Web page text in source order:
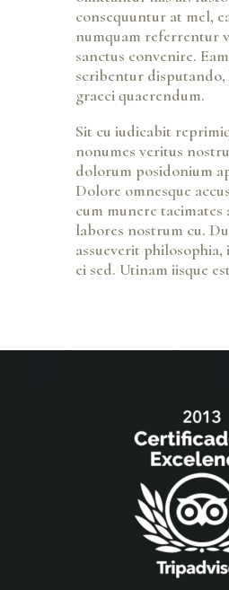
consequuntur at mel,
numquam referrentur
sanctus convenire.
scribentur disputando,
graeci quaerendum.
Sit cu iudicabit
nonumes veritus
dolorum posidonium
Dolore omnesque
cum munere tacimates
labores nostrum cu.
assueverit philosophia,
ei sed. Utinam iisque